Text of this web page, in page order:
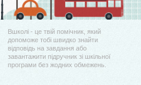
Вшколі - це твій помічник, який
допоможе тобі швидко знайти
відповідь на завдання або
завантажити підручник зі шкільної
програми без жодних обмежень.